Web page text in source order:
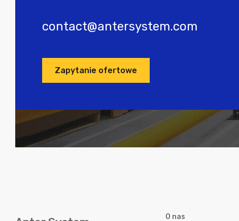
contact@antersystem.com
Zapytanie ofertowe
O nas